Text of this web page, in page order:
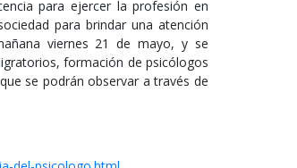
para ejercer la profesión en
para brindar una atención
viernes 21 de mayo, y se
formación de psicólogos
se podrán observar a través de